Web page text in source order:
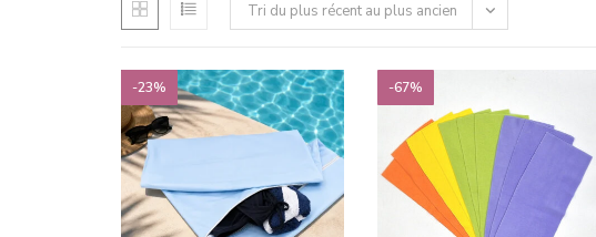
Tri du plus récent au plus ancien
-23% -67%